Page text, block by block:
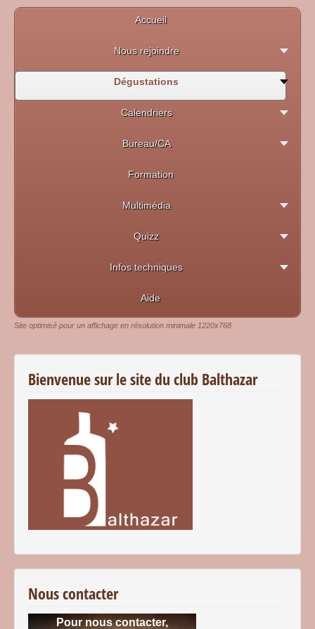
Accueil
Nous rejoindre
Dégustations
Calendriers
Bureau/CA
Formation
Multimédia
Quizz
Infos techniques
Aide
Site optimisé pour un affichage en résolution minimale 1220x768
Bienvenue sur le site du club Balthazar
Nous contacter
Pour nous contacter,